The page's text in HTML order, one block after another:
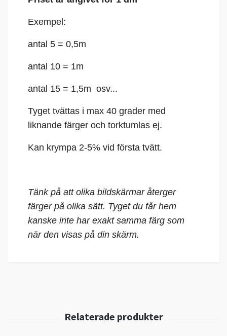
Exempel:
antal 5 = 0,5m
antal 10 = 1m
antal 15 = 1,5m osv...
Tyget tvättas i max 40 grader med
liknande färger och torktumlas ej.
Kan krympa 2-5% vid första tvätt.
Tänk på att olika bildskärmar återger
färger på olika sätt. Tyget du får hem
kanske inte har exakt samma färg som
när den visas på din skärm.